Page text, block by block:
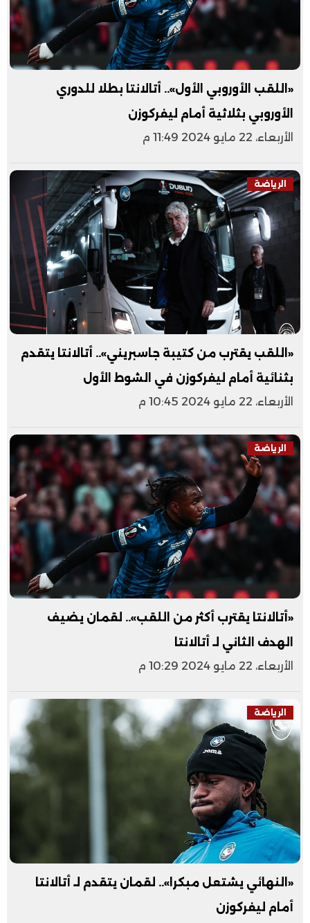
«اللقب الأوروبي الأول».. أتالانتا بطلا للدوري
الأوروبي بثلاثية أمام ليفركوزن
الأربعاء، 22 مايو 2024 11:49 م
الرياضة
«اللقب يقترب من كتيبة جاسبريني».. أتالانتا يتقدم
بثنائية أمام ليفركوزن في الشوط الأول
الأربعاء، 22 مايو 2024 10:45 م
الرياضة
«أتالانتا يقترب أكثر من اللقب».. لقمان يضيف
الهدف الثاني لـ أتالانتا
الأربعاء، 22 مايو 2024 10:29 م
الرياضة
«النهائي يشتعل مبكرا».. لقمان يتقدم لـ أتالانتا
أمام ليفركوزن